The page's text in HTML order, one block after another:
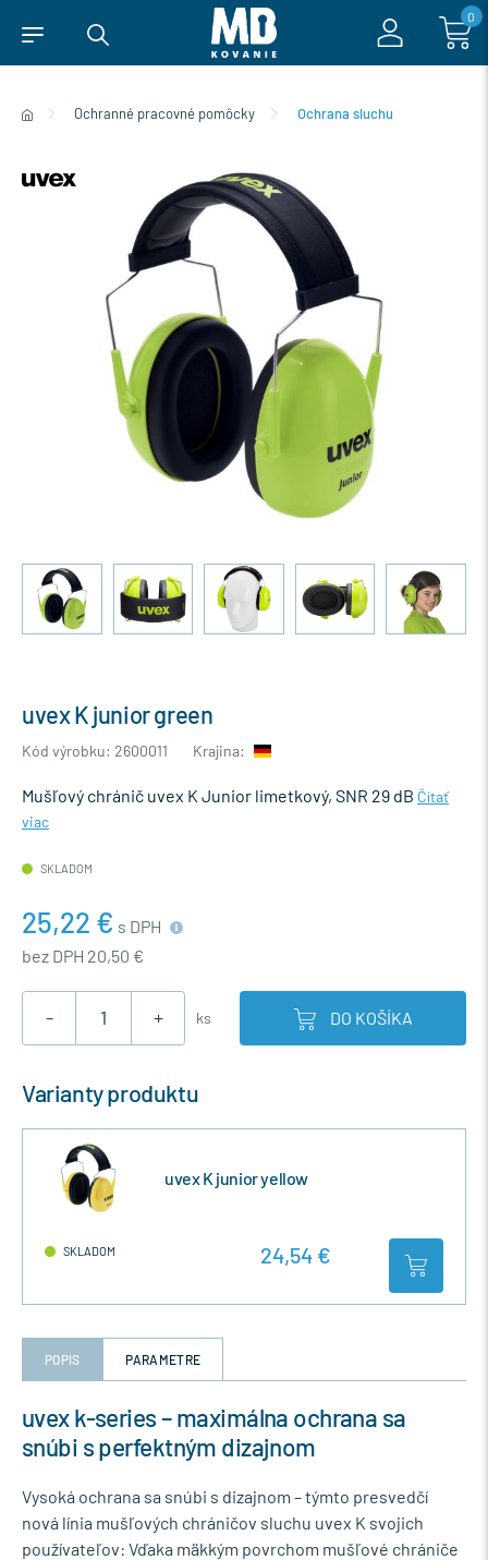
0
Ochranné pracovné pomôcky Ochrana sluchu
uvex K junior green
Kód výrobku: 2600011 Krajina:
Mušľový chránič uvex K Junior limetkový, SNR 29 dB Čítať
viac
SKLADOM
25,22 € s DPH
bez DPH 20,50 €
- + ks DO KOŠÍKA
Varianty produktu
uvex K junior yellow
SKLADOM 24,54 €
POPIS PARAMETRE
uvex k-series – maximálna ochrana sa
snúbi s perfektným dizajnom
Vysoká ochrana sa snúbi s dizajnom – týmto presvedčí
nová línia mušľových chráničov sluchu uvex K svojich
používateľov: Vďaka mäkkým povrchom mušľové chrániče